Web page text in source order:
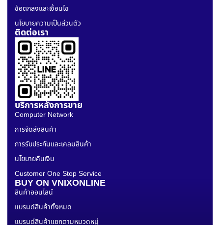
ข้อตกลงและเงื่อนไข
นโยบายความเป็นส่วนตัว
ติดต่อเรา
บริการหลังการขาย
Computer Network
การจัดส่งสินค้า
การรับประกันและเคลมสินค้า
นโยบายคืนเงิน
Customer One Stop Service
BUY ON VNIXONLINE
สินค้าออนไลน์
แบรนด์สินค้าทั้งหมด
แบรนด์สินค้าแยกตามหมวดหมู่